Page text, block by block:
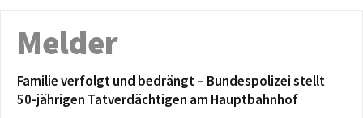
Melder
Familie verfolgt und bedrängt – Bundespolizei stellt
50-jährigen Tatverdächtigen am Hauptbahnhof